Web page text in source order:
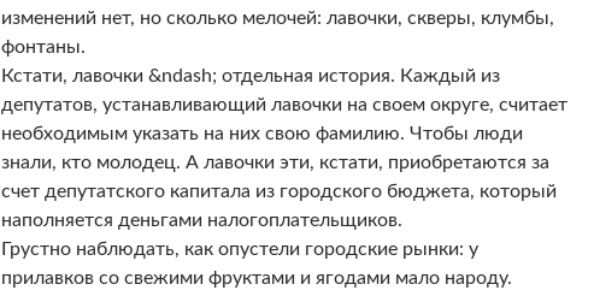
изменений нет, но сколько мелочей: лавочки, скверы, клумбы,
фонтаны.
Кстати, лавочки &ndash; отдельная история. Каждый из
депутатов, устанавливающий лавочки на своем округе, считает
необходимым указать на них свою фамилию. Чтобы люди
знали, кто молодец. А лавочки эти, кстати, приобретаются за
счет депутатского капитала из городского бюджета, который
наполняется деньгами налогоплательщиков.
Грустно наблюдать, как опустели городские рынки: у
прилавков со свежими фруктами и ягодами мало народу.